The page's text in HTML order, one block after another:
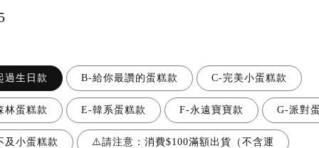
過生日款 B-給你最讚的蛋糕款 C-完美小蛋糕款
林蛋糕款 E-韓系蛋糕款 F-永遠寶寶款 G-派對
及小蛋糕款 ⚠️請注意：消費$100滿額出貨（不含運